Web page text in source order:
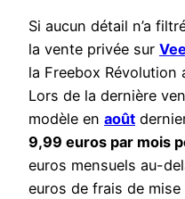
Si aucun détail n’a
la vente privée sur
la Freebox Révolution
Lors de la dernière
modèle en août
9,99 euros par mois
euros mensuels au-
euros de frais de mise